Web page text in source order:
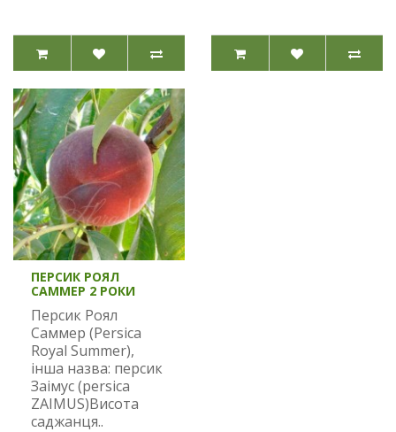
ПЕРСИК РОЯЛ
САММЕР 2 РОКИ
Персик Роял
Саммер (Persica
Royal Summer),
інша назва: персик
Заімус (persica
ZAIMUS)Висота
саджанця..